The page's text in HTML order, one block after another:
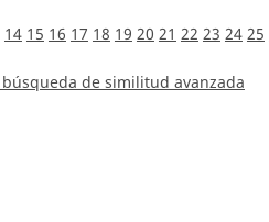
14 15 16 17 18 19 20 21 22 23 24 25
de similitud avanzada